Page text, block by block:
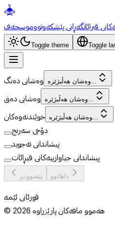
قیرائاتگەڕانی پێشکەوتووموسحەف
Toggle theme Toggle
وەشانی دەنگ وەشان هەڵبژێرە...
وەشانی دەق وەشان هەڵبژێرە...
خوێندنەوەکان وەشان هەڵبژێرە...
دۆخی سەرنج
پیشاندانی تەجوید
پیشاندانی جیاوازییەکانی قیڕائات
پێشووتـر داهاتوو
قورئانی ئێمە
© 2026هەموو مافەکان پارێزراوە